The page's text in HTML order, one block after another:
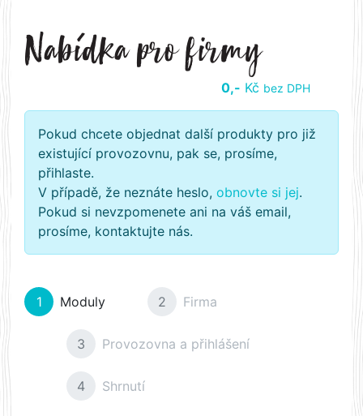
0,- Kč bez DPH
Pokud chcete objednat další produkty pro již
existující provozovnu, pak se, prosíme,
přihlaste.
V případě, že neznáte heslo, obnovte si jej.
Pokud si nevzpomenete ani na váš email,
prosíme, kontaktujte nás.
1 Moduly 2 Firma
3 Provozovna a přihlášení
4 Shrnutí